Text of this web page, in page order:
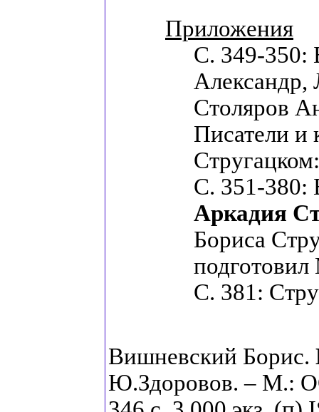
Приложения
С. 349-350:
Александр,
Столяров
Писатели и
С. 351-380:
Аркадия
Бориса
С. 381:
Вишневский Борис.
Ю.Здоровов. – М.: